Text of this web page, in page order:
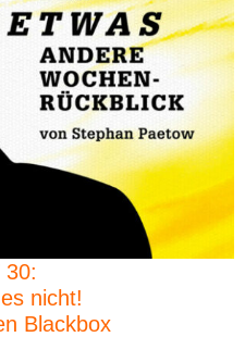
30:
nicht!
Blackbox